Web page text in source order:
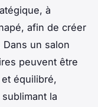
à
afin de créer
un salon
peuvent être
équilibré,
la